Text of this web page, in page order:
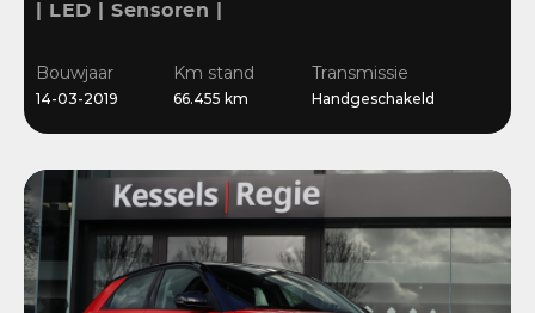
| LED | Sensoren |
Bouwjaar
14-03-2019
Km stand
66.455 km
Transmissie
Handgeschakeld